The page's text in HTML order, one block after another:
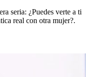
seria: ¿Puedes verte a ti
real con otra mujer?.